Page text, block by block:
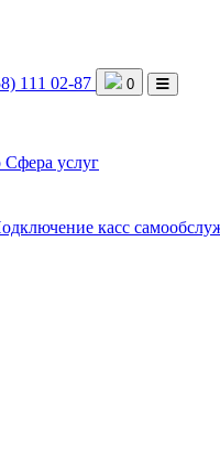
111 02-87 0
Сфера услуг
касс